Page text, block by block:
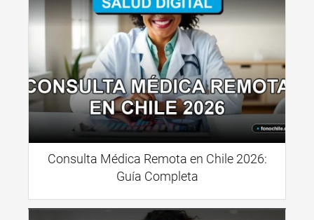
Consulta Médica Remota en Chile 2026:
Guía Completa